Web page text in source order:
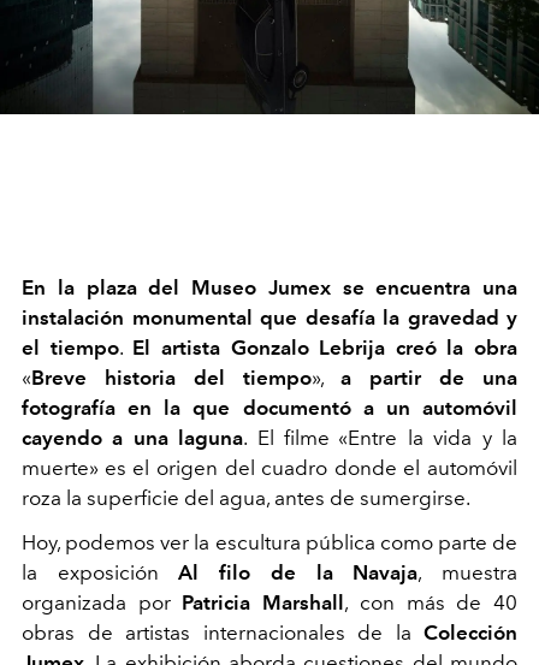
En la plaza del Museo Jumex se encuentra una
instalación monumental que desafía la gravedad y
el tiempo. El artista Gonzalo Lebrija creó la obra
«Breve historia del tiempo»,a partir de una
fotografía en la que documentó a un automóvil
cayendo a una laguna. El filme «Entre la vida y la
muerte» es el origen del cuadro donde el automóvil
roza la superficie del agua, antes de sumergirse.
Hoy, podemos ver la escultura pública como parte de
la exposiciónAl filo de la Navaja, muestra
organizada por Patricia Marshall , con más de 40
obras de artistas internacionales de la Colección